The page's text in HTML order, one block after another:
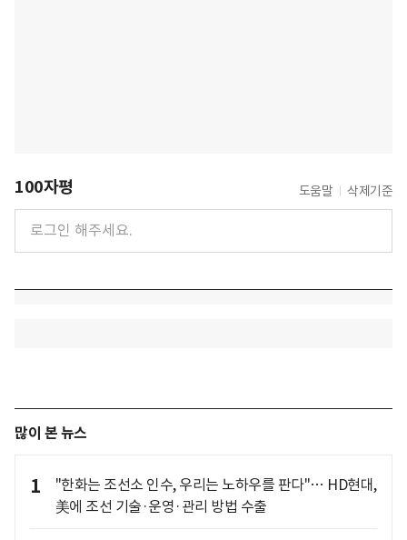
100자평 도움말 삭제기준
많이 본 뉴스
1
"한화는 조선소 인수, 우리는 노하우를 판다"… HD현대,
美에 조선 기술·운영·관리 방법 수출